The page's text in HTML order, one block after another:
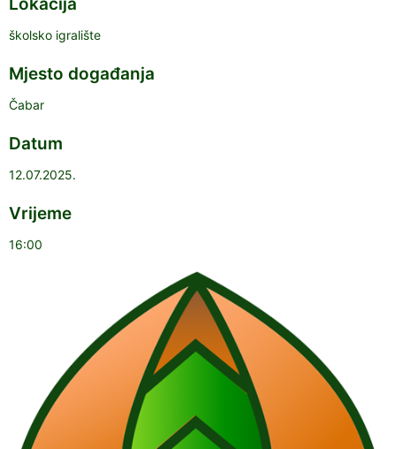
školsko igralište
Mjesto događanja
Čabar
Datum
12.07.2025.
Vrijeme
16:00